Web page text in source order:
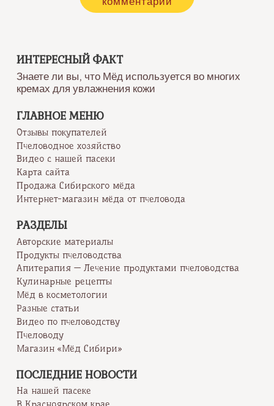
ИНТЕРЕСНЫЙ ФАКТ
Знаете ли вы, что Мёд используется во многих
кремах для увлажнения кожи
ГЛАВНОЕ МЕНЮ
Отзывы покупателей
Пчеловодное хозяйство
Видео с нашей пасеки
Карта сайта
Продажа Сибирского мёда
Интернет-магазин мёда от пчеловода
РАЗДЕЛЫ
Авторские материалы
Продукты пчеловодства
Апитерапия — Лечение продуктами пчеловодства
Кулинарные рецепты
Мёд в косметологии
Разные статьи
Видео по пчеловодству
Пчеловоду
Магазин «Мёд Сибири»
ПОСЛЕДНИЕ НОВОСТИ
На нашей пасеке